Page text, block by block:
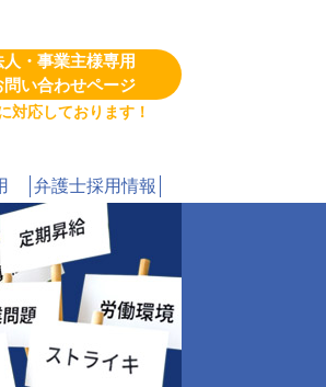
人・事業主様専用
問い合わせページ
対応しております！
弁護士採用情報